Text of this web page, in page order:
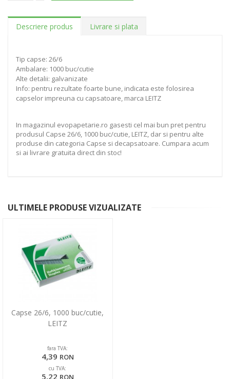
Descriere produs Livrare si plata
Tip capse: 26/6
Ambalare: 1000 buc/cutie
Alte detalii: galvanizate
Info: pentru rezultate foarte bune, indicata este folosirea
capselor impreuna cu capsatoare, marca LEITZ
In magazinul evopapetarie.ro gasesti cel mai bun pret pentru
produsul Capse 26/6, 1000 buc/cutie, LEITZ, dar si pentru alte
produse din categoria Capse si decapsatoare. Cumpara acum
si ai livrare gratuita direct din stoc!
ULTIMELE PRODUSE VIZUALIZATE
Capse 26/6, 1000 buc/cutie,
LEITZ
fara TVA:
4,39 RON
cu TVA:
5,22 RON